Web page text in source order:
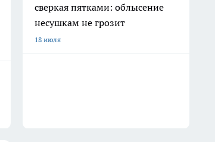
сверкая пятками: облысение
несушкам не грозит
18 июля